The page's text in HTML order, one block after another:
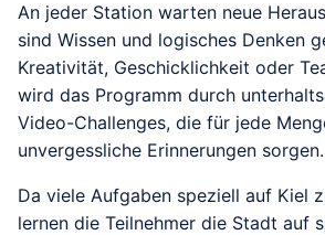
An jeder Station warten neue
sind Wissen und logisches Denken
Kreativität, Geschicklichkeit oder
wird das Programm durch
Video-Challenges, die für jede
unvergessliche Erinnerungen sorgen.
Da viele Aufgaben speziell auf Kiel
lernen die Teilnehmer die Stadt auf